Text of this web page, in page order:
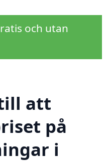
och utan
att
på
i